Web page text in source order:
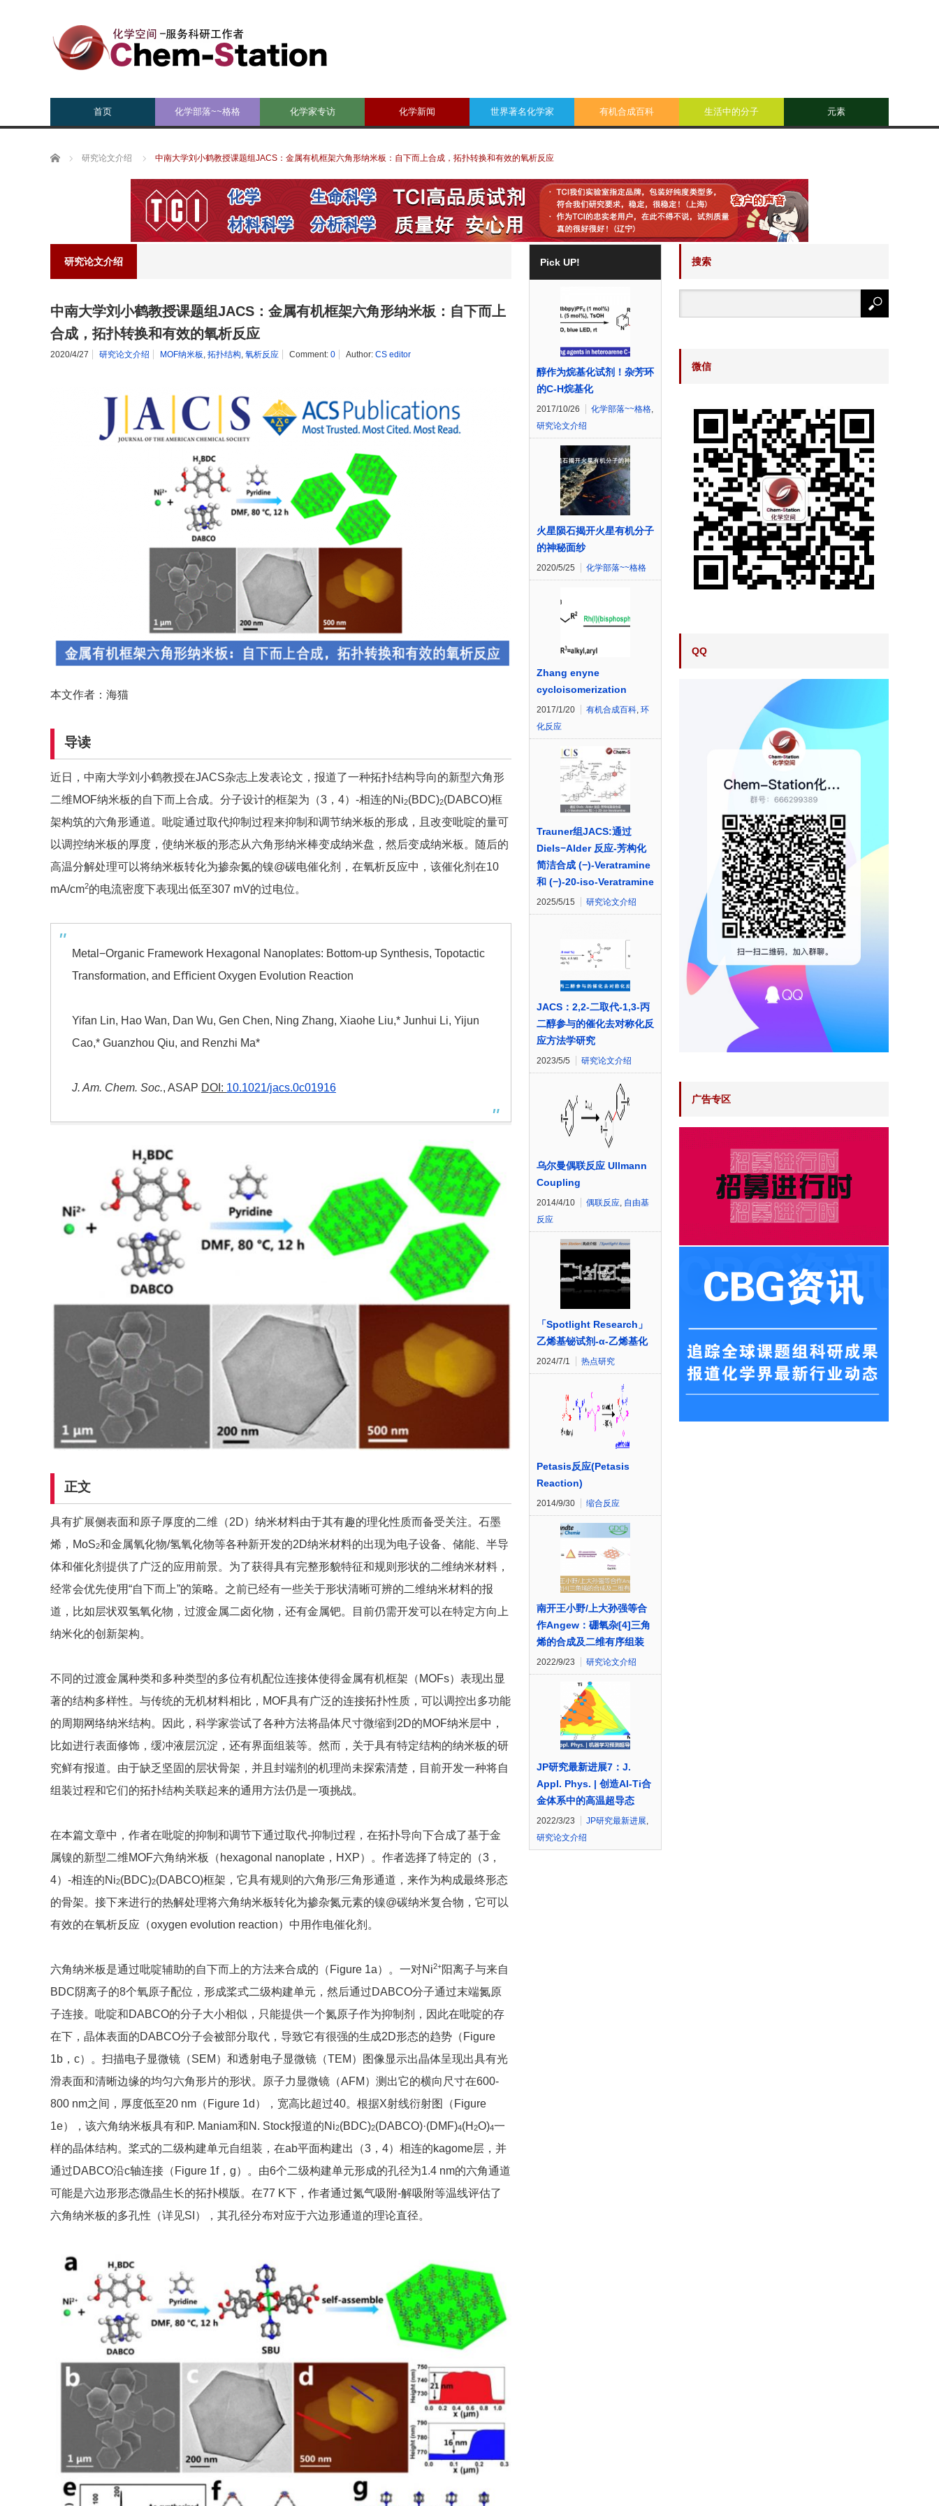
首页 化学部落~~格格 化学家专访 化学新闻 世界著名化学家 有机合成百科 生活中的分子 元素
Home 研究论文介绍 中南大学刘小鹤教授课题组JACS：金属有机框架六角形纳米板：自下而上合成，拓扑转换和有效的氧析反应
研究论文介绍
中南大学刘小鹤教授课题组JACS：金属有机框架六角形纳米板：自下而上
合成，拓扑转换和有效的氧析反应
2020/4/27 研究论文介绍 MOF纳米板, 拓扑结构, 氧析反应 Comment: 0 Author: CS editor
本文作者：海猫
导读
近日，中南大学刘小鹤教授在JACS杂志上发表论文，报道了一种拓扑结构导向的新型六角形
二维MOF纳米板的自下而上合成。分子设计的框架为（3，4）-相连的Ni2(BDC)2(DABCO)框
架构筑的六角形通道。吡啶通过取代抑制过程来抑制和调节纳米板的形成，且改变吡啶的量可
以调控纳米板的厚度，使纳米板的形态从六角形纳米棒变成纳米盘，然后变成纳米板。随后的
高温分解处理可以将纳米板转化为掺杂氮的镍@碳电催化剂，在氧析反应中，该催化剂在10
mA/cm2的电流密度下表现出低至307 mV的过电位。
Metal−Organic Framework Hexagonal Nanoplates: Bottom-up Synthesis, Topotactic
Transformation, and Eﬃcient Oxygen Evolution Reaction
Yifan Lin, Hao Wan, Dan Wu, Gen Chen, Ning Zhang, Xiaohe Liu,* Junhui Li, Yijun
Cao,* Guanzhou Qiu, and Renzhi Ma*
J. Am. Chem. Soc., ASAP DOI: 10.1021/jacs.0c01916
正文
具有扩展侧表面和原子厚度的二维（2D）纳米材料由于其有趣的理化性质而备受关注。石墨
烯，MoS2和金属氧化物/氢氧化物等各种新开发的2D纳米材料的出现为电子设备、储能、半导
体和催化剂提供了广泛的应用前景。为了获得具有完整形貌特征和规则形状的二维纳米材料，
经常会优先使用“自下而上”的策略。之前已经有一些关于形状清晰可辨的二维纳米材料的报
道，比如层状双氢氧化物，过渡金属二卤化物，还有金属钯。目前仍需开发可以在特定方向上
纳米化的创新架构。
不同的过渡金属种类和多种类型的多位有机配位连接体使得金属有机框架（MOFs）表现出显
著的结构多样性。与传统的无机材料相比，MOF具有广泛的连接拓扑性质，可以调控出多功能
的周期网络纳米结构。因此，科学家尝试了各种方法将晶体尺寸微缩到2D的MOF纳米层中，
比如进行表面修饰，缓冲液层沉淀，还有界面组装等。然而，关于具有特定结构的纳米板的研
究鲜有报道。由于缺乏坚固的层状骨架，并且封端剂的机理尚未探索清楚，目前开发一种将自
组装过程和它们的拓扑结构关联起来的通用方法仍是一项挑战。
在本篇文章中，作者在吡啶的抑制和调节下通过取代-抑制过程，在拓扑导向下合成了基于金
属镍的新型二维MOF六角纳米板（hexagonal nanoplate，HXP）。作者选择了特定的（3，
4）-相连的Ni2(BDC)2(DABCO)框架，它具有规则的六角形/三角形通道，来作为构成最终形态
的骨架。接下来进行的热解处理将六角纳米板转化为掺杂氮元素的镍@碳纳米复合物，它可以
有效的在氧析反应（oxygen evolution reaction）中用作电催化剂。
六角纳米板是通过吡啶辅助的自下而上的方法来合成的（Figure 1a）。一对Ni2+阳离子与来自
BDC阴离子的8个氧原子配位，形成桨式二级构建单元，然后通过DABCO分子通过末端氮原
子连接。吡啶和DABCO的分子大小相似，只能提供一个氮原子作为抑制剂，因此在吡啶的存
在下，晶体表面的DABCO分子会被部分取代，导致它有很强的生成2D形态的趋势（Figure
1b，c）。扫描电子显微镜（SEM）和透射电子显微镜（TEM）图像显示出晶体呈现出具有光
滑表面和清晰边缘的均匀六角形片的形状。原子力显微镜（AFM）测出它的横向尺寸在600-
800 nm之间，厚度低至20 nm（Figure 1d），宽高比超过40。根据X射线衍射图（Figure
1e），该六角纳米板具有和P. Maniam和N. Stock报道的Ni2(BDC)2(DABCO)·(DMF)4(H 2O)4一
样的晶体结构。桨式的二级构建单元自组装，在ab平面构建出（3，4）相连的kagome层，并
通过DABCO沿c轴连接（Figure 1f，g）。由6个二级构建单元形成的孔径为1.4 nm的六角通道
可能是六边形形态微晶生长的拓扑模版。在77 K下，作者通过氮气吸附-解吸附等温线评估了
六角纳米板的多孔性（详见SI），其孔径分布对应于六边形通道的理论直径。
Pick UP!
醇作为烷基化试剂！杂芳环
的C-H烷基化
2017/10/26 化学部落~~格格,
研究论文介绍
火星陨石揭开火星有机分子
的神秘面纱
2020/5/25 化学部落~~格格
Zhang enyne
cycloisomerization
2017/1/20 有机合成百科, 环
化反应
Trauner组JACS:通过
Diels−Alder 反应-芳构化
简洁合成 (−)-Veratramine
和 (−)-20-iso-Veratramine
2025/5/15 研究论文介绍
JACS：2,2-二取代-1,3-丙
二醇参与的催化去对称化反
应方法学研究
2023/5/5 研究论文介绍
乌尔曼偶联反应 Ullmann
Coupling
2014/4/10 偶联反应, 自由基
反应
「Spotlight Research」
乙烯基铋试剂-α-乙烯基化
2024/7/1 热点研究
Petasis反应(Petasis
Reaction)
2014/9/30 缩合反应
南开王小野/上大孙强等合
作Angew：硼氧杂[4]三角
烯的合成及二维有序组装
2022/9/23 研究论文介绍
JP研究最新进展7：J.
Appl. Phys. | 创造Al-Ti合
金体系中的高温超导态
2022/3/23 JP研究最新进展,
研究论文介绍
搜索
微信
QQ
广告专区